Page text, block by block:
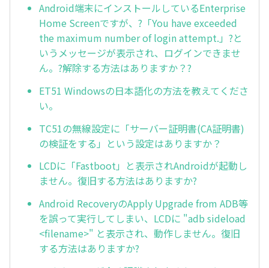
Android端末にインストールしているEnterprise
Home Screenですが、?「You have exceeded
the maximum number of login attempt.」?と
いうメッセージが表示され、ログインできませ
ん。?解除する方法はありますか？?
ET51 Windowsの日本語化の方法を教えてくださ
い。
TC51の無線設定に「サーバー証明書(CA証明書)
の検証をする」という設定はありますか？
LCDに「Fastboot」と表示されAndroidが起動し
ません。復旧する方法はありますか?
Android RecoveryのApply Upgrade from ADB等
を誤って実行してしまい、LCDに "adb sideload
<filename>" と表示され、動作しません。復旧
する方法はありますか?